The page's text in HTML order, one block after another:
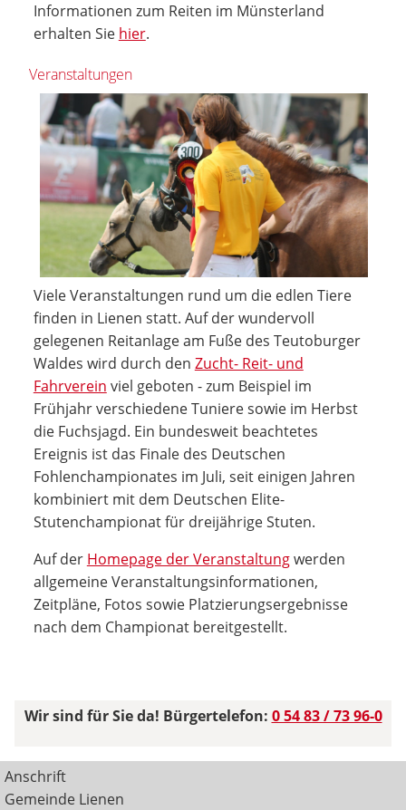
Informationen zum Reiten im Münsterland
erhalten Sie hier.
Veranstaltungen
Viele Veranstaltungen rund um die edlen Tiere
finden in Lienen statt. Auf der wundervoll
gelegenen Reitanlage am Fuße des Teutoburger
Waldes wird durch den Zucht- Reit- und
Fahrverein viel geboten - zum Beispiel im
Frühjahr verschiedene Tuniere sowie im Herbst
die Fuchsjagd. Ein bundesweit beachtetes
Ereignis ist das Finale des Deutschen
Fohlenchampionates im Juli, seit einigen Jahren
kombiniert mit dem Deutschen Elite-
Stutenchampionat für dreijährige Stuten.
Auf der Homepage der Veranstaltungwerden
allgemeine Veranstaltungsinformationen,
Zeitpläne, Fotos sowie Platzierungsergebnisse
nach dem Championat bereitgestellt.
Wir sind für Sie da! Bürgertelefon: 0 54 83 / 73 96-0
Anschrift
Gemeinde Lienen